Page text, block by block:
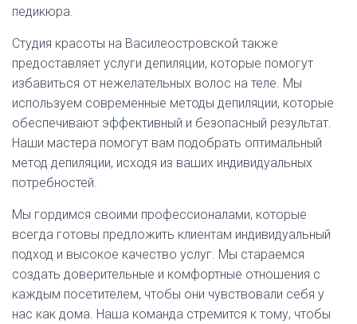
педикюра.
Студия красоты на Василеостровской также
предоставляет услуги депиляции, которые помогут
избавиться от нежелательных волос на теле. Мы
используем современные методы депиляции, которые
обеспечивают эффективный и безопасный результат.
Наши мастера помогут вам подобрать оптимальный
метод депиляции, исходя из ваших индивидуальных
потребностей.
Мы гордимся своими профессионалами, которые
всегда готовы предложить клиентам индивидуальный
подход и высокое качество услуг. Мы стараемся
создать доверительные и комфортные отношения с
каждым посетителем, чтобы они чувствовали себя у
нас как дома. Наша команда стремится к тому, чтобы